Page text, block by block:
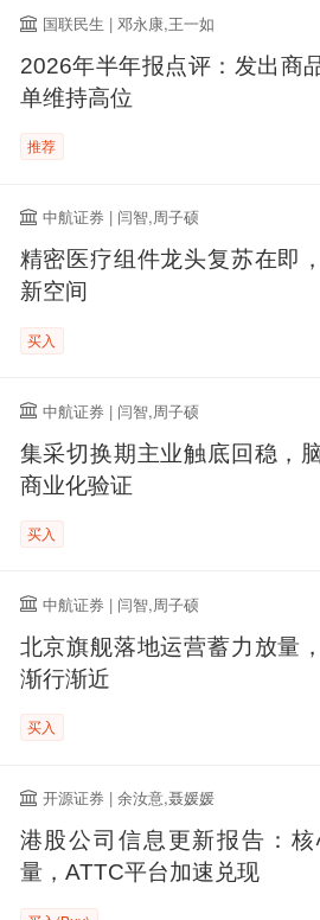
国联民生 | 邓永康,王一如
2026年半年报点评：发出商
单维持高位
推荐
中航证券 | 闫智,周子硕
精密医疗组件龙头复苏在即
新空间
买入
中航证券 | 闫智,周子硕
集采切换期主业触底回稳，
商业化验证
买入
中航证券 | 闫智,周子硕
北京旗舰落地运营蓄力放量
渐行渐近
买入
开源证券 | 余汝意,聂媛媛
港股公司信息更新报告：
量，ATTC平台加速兑现